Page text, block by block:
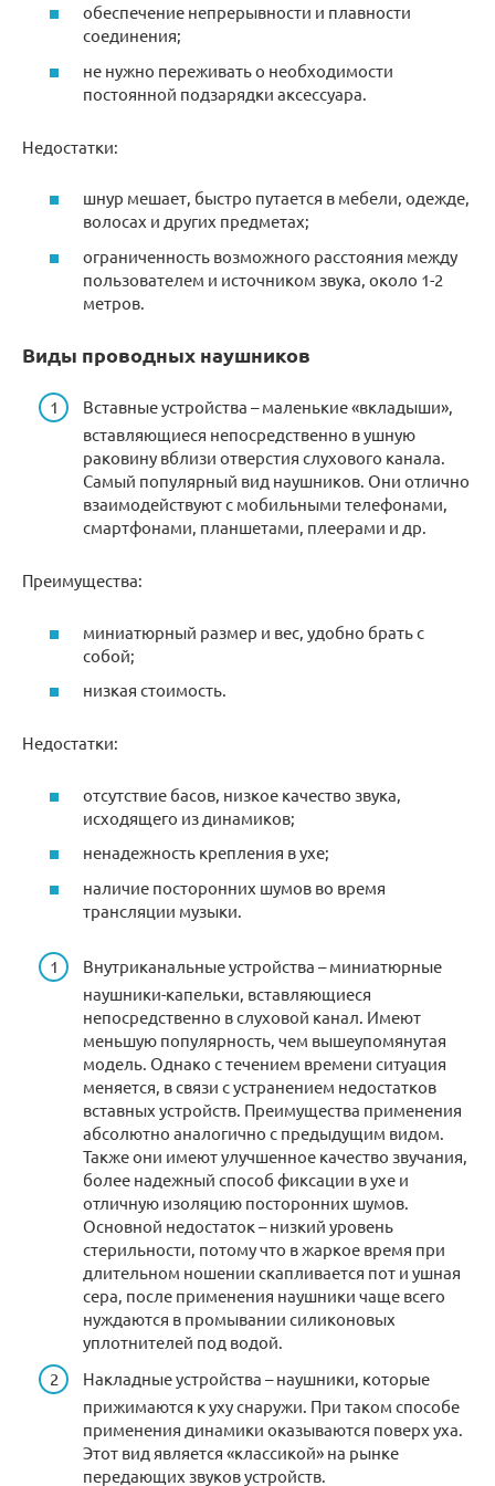
обеспечение непрерывности и плавности
соединения;
не нужно переживать о необходимости
постоянной подзарядки аксессуара.
Недостатки:
шнур мешает, быстро путается в мебели, одежде,
волосах и других предметах;
ограниченность возможного расстояния между
пользователем и источником звука, около 1-2
метров.
Виды проводных наушников
Вставные устройства – маленькие «вкладыши»,
вставляющиеся непосредственно в ушную
раковину вблизи отверстия слухового канала.
Самый популярный вид наушников. Они отлично
взаимодействуют с мобильными телефонами,
смартфонами, планшетами, плеерами и др.
Преимущества:
миниатюрный размер и вес, удобно брать с
собой;
низкая стоимость.
Недостатки:
отсутствие басов, низкое качество звука,
исходящего из динамиков;
ненадежность крепления в ухе;
наличие посторонних шумов во время
трансляции музыки.
Внутриканальные устройства – миниатюрные
наушники-капельки, вставляющиеся
непосредственно в слуховой канал. Имеют
меньшую популярность, чем вышеупомянутая
модель. Однако с течением времени ситуация
меняется, в связи с устранением недостатков
вставных устройств. Преимущества применения
абсолютно аналогично с предыдущим видом.
Также они имеют улучшенное качество звучания,
более надежный способ фиксации в ухе и
отличную изоляцию посторонних шумов.
Основной недостаток – низкий уровень
стерильности, потому что в жаркое время при
длительном ношении скапливается пот и ушная
сера, после применения наушники чаще всего
нуждаются в промывании силиконовых
уплотнителей под водой.
Накладные устройства – наушники, которые
прижимаются к уху снаружи. При таком способе
применения динамики оказываются поверх уха.
Этот вид является «классикой» на рынке
передающих звуков устройств.